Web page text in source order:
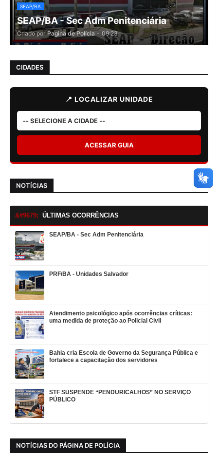
SEAP/BA
SEAP/BA - Sec Adm Penitenciária
Criado por Pagina de Polícia - 09:23
CIDADES
📍 LOCALIZAR UNIDADE
ACESSAR GUIA
NOTÍCIAS
ÚLTIMAS OCORRÊNCIAS
SEAP/BA - Sec Adm Penitenciária
PRF/BA - Unidades Salvador
Atendimento psicológico após ocorrências críticas:
uma medida de proteção ao Policial Civil
Bahia cria Escola de Governo da Segurança Pública e
fortalece a capacitação dos servidores
STF SUSPENDE “PENDURICALHOS” NO SERVIÇO
PÚBLICO
NOTÍCIAS DO PÁGINA DE POLÍCIA